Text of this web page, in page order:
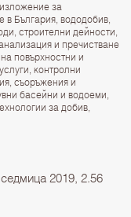
за
в България, вододобив,
строителни дейности,
и пречистване
повърхностни и
контролни
съоръжения и
басейни и водоеми,
за добив,
2019, 2.56